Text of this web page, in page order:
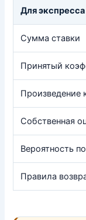
Для экспресса
Сумма ставки
Принятый
Произведение
Собственная
Вероятность
Правила